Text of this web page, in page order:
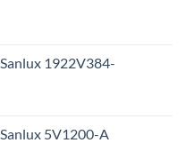
1922V384-
5V1200-A